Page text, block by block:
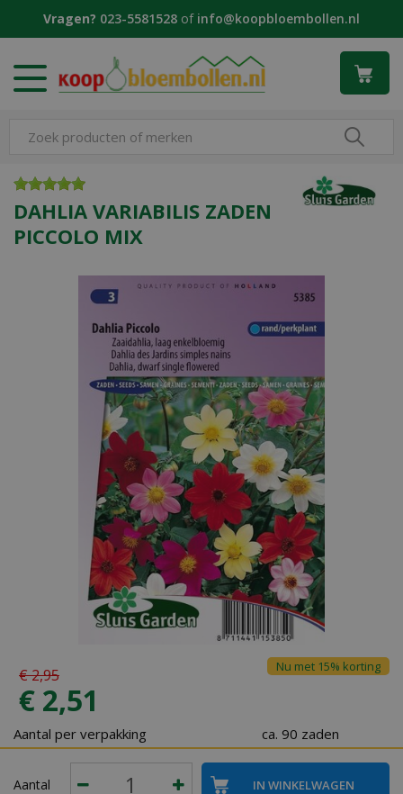
Vragen? 023-5581528 of info@koopbloembollen.nl
DAHLIA VARIABILIS ZADEN
PICCOLO MIX
€2,95
€ 2,51
Nu met 15% korting
Aantal per verpakking ca. 90 zaden
Aantal